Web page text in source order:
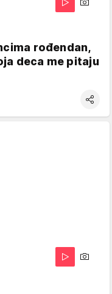
rođendan,
deca me pitaju